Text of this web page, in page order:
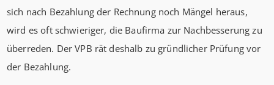
sich nach Bezahlung der Rechnung noch Mängel heraus,
wird es oft schwieriger, die Baufirma zur Nachbesserung zu
überreden. Der VPB rät deshalb zu gründlicher Prüfung vor
der Bezahlung.